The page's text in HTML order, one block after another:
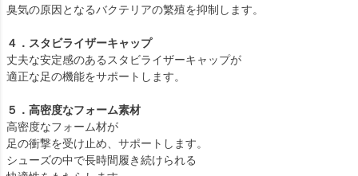
臭気の原因となるバクテリアの繁殖を抑制します。
４．スタビライザーキャップ
丈夫な安定感のあるスタビライザーキャップが
適正な足の機能をサポートします。
５．高密度なフォーム素材
高密度なフォーム材が
足の衝撃を受け止め、サポートします。
シューズの中で長時間履き続けられる